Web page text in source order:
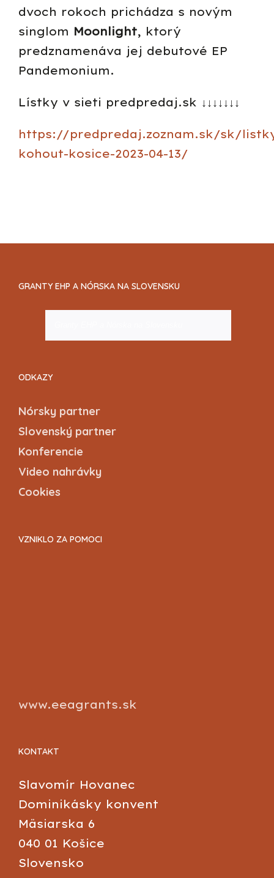
dvoch rokoch prichádza s novým
singlom Moonlight, ktorý
predznamenáva jej debutové EP
Pandemonium.
Lístky v sieti predpredaj.sk ↓↓↓↓↓↓↓
https://predpredaj.zoznam.sk/sk/
kohout-kosice-2023-04-13/
GRANTY EHP A NÓRSKA NA SLOVENSKU
ODKAZY
Nórsky partner
Slovenský partner
Konferencie
Video nahrávky
Cookies
VZNIKLO ZA POMOCI
www.eeagrants.sk
KONTAKT
Slavomír Hovanec
Dominikásky konvent
Mäsiarska 6
040 01 Košice
Slovensko